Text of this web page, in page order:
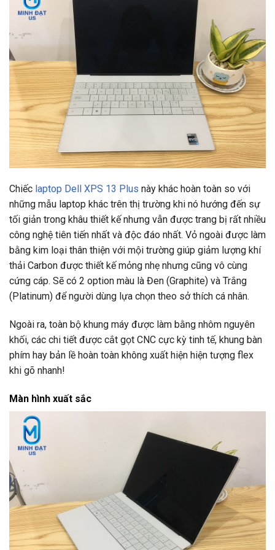
Chiếc laptop Dell XPS 13 Plus này khác hoàn toàn so với
những mẫu laptop khác trên thị trường khi nó hướng đến sự
tối giản trong khâu thiết kế nhưng vẫn được trang bị rất nhiều
công nghệ tiên tiến nhất và độc đáo nhất. Vỏ ngoài được làm
bằng kim loại thân thiện với mội trường giúp giảm lượng khí
thải Carbon được thiết kế mỏng nhẹ nhưng cũng vô cùng
cứng cáp. Sẽ có 2 option màu là Đen (Graphite) và Trắng
(Platinum) để người dùng lựa chọn theo sở thích cá nhân.
Ngoài ra, toàn bộ khung máy được làm bằng nhôm nguyên
khối, các chi tiết được cắt gọt CNC cực kỳ tinh tế, khung bàn
phím hay bản lề hoàn toàn không xuất hiện hiện tượng flex
khi gõ nhanh!
Màn hình xuất sắc